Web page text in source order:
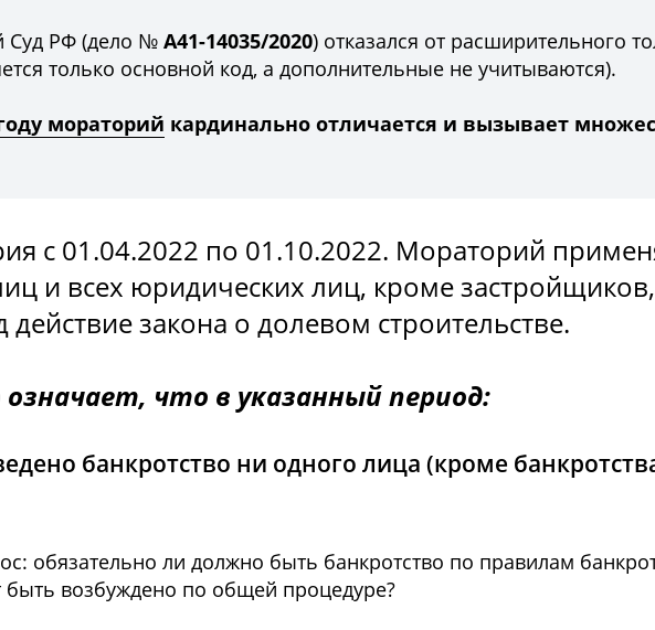
Суд РФ (дело № А41-14035/2020) отказался от расширительного
только основной код, а дополнительные не учитываются).
мораторий кардинально отличается и вызывает
с 01.04.2022 по 01.10.2022. Мораторий
и всех юридических лиц, кроме застройщиков,
закона о долевом строительстве.
что в указанный период:
банкротство ни одного лица (кроме
обязательно ли должно быть банкротство по правилам
возбуждено по общей процедуре?